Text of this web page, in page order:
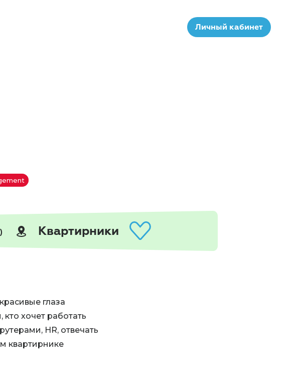
Личный кабинет
Квартирники
глаза
хочет работать
HR, отвечать
квартирнике